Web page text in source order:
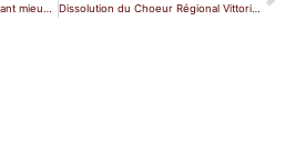
Dissolution du Choeur Régional Vittoria d’Île-de-France